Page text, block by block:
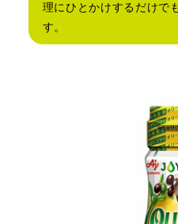
理にひとかけするだけで
す。